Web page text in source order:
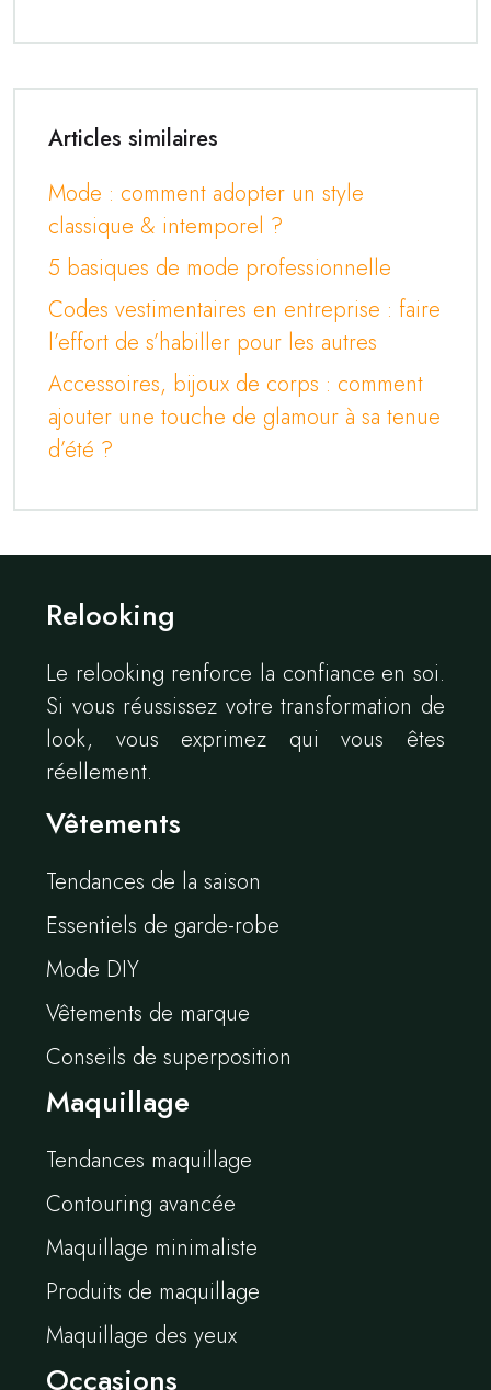
Articles similaires
Mode : comment adopter un style
classique & intemporel ?
5 basiques de mode professionnelle
Codes vestimentaires en entreprise : faire
l’effort de s’habiller pour les autres
Accessoires, bijoux de corps : comment
ajouter une touche de glamour à sa tenue
d’été ?
Relooking
Le relooking renforce la confiance en soi.
Si vous réussissez votre transformation de
look, vous exprimez qui vous êtes
réellement.
Vêtements
Tendances de la saison
Essentiels de garde-robe
Mode DIY
Vêtements de marque
Conseils de superposition
Maquillage
Tendances maquillage
Contouring avancée
Maquillage minimaliste
Produits de maquillage
Maquillage des yeux
Occasions